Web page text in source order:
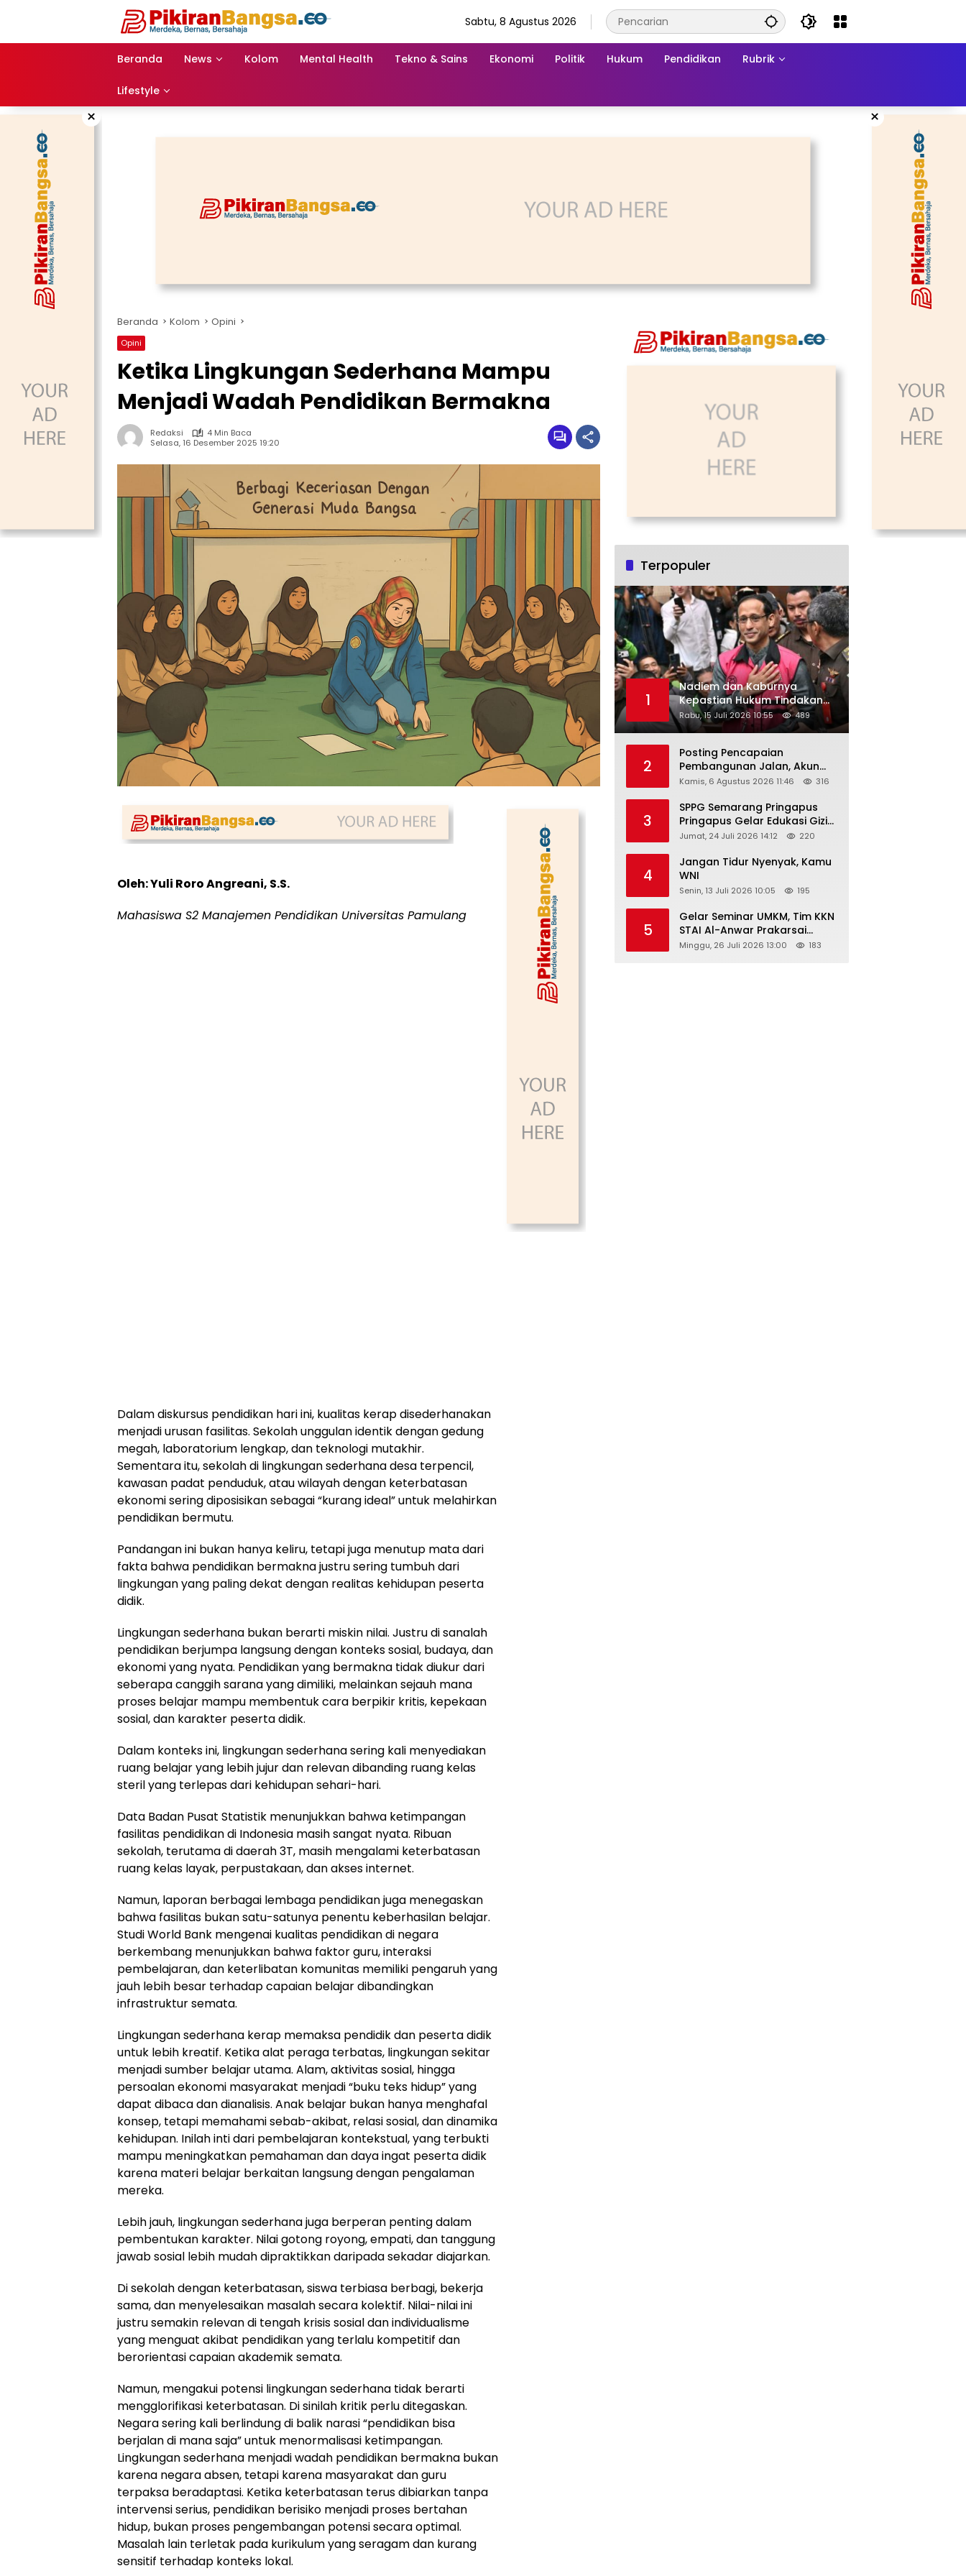
Sabtu, 8 Agustus 2026
Beranda News Kolom Mental Health Tekno & Sains Ekonomi Politik Hukum Pendidikan Rubrik
Lifestyle
× ×
Beranda Kolom Opini
Opini
Ketika Lingkungan Sederhana Mampu
Menjadi Wadah Pendidikan Bermakna
Redaksi
4 Min Baca
Selasa, 16 Desember 2025 19:20
Oleh: Yuli Roro Angreani, S.S.
Mahasiswa S2 Manajemen Pendidikan Universitas Pamulang
Dalam diskursus pendidikan hari ini, kualitas kerap disederhanakan
menjadi urusan fasilitas. Sekolah unggulan identik dengan gedung
megah, laboratorium lengkap, dan teknologi mutakhir.
Sementara itu, sekolah di lingkungan sederhana desa terpencil,
kawasan padat penduduk, atau wilayah dengan keterbatasan
ekonomi sering diposisikan sebagai “kurang ideal” untuk melahirkan
pendidikan bermutu.
Pandangan ini bukan hanya keliru, tetapi juga menutup mata dari
fakta bahwa pendidikan bermakna justru sering tumbuh dari
lingkungan yang paling dekat dengan realitas kehidupan peserta
didik.
Lingkungan sederhana bukan berarti miskin nilai. Justru di sanalah
pendidikan berjumpa langsung dengan konteks sosial, budaya, dan
ekonomi yang nyata. Pendidikan yang bermakna tidak diukur dari
seberapa canggih sarana yang dimiliki, melainkan sejauh mana
proses belajar mampu membentuk cara berpikir kritis, kepekaan
sosial, dan karakter peserta didik.
Dalam konteks ini, lingkungan sederhana sering kali menyediakan
ruang belajar yang lebih jujur dan relevan dibanding ruang kelas
steril yang terlepas dari kehidupan sehari-hari.
Data Badan Pusat Statistik menunjukkan bahwa ketimpangan
fasilitas pendidikan di Indonesia masih sangat nyata. Ribuan
sekolah, terutama di daerah 3T, masih mengalami keterbatasan
ruang kelas layak, perpustakaan, dan akses internet.
Namun, laporan berbagai lembaga pendidikan juga menegaskan
bahwa fasilitas bukan satu-satunya penentu keberhasilan belajar.
Studi World Bank mengenai kualitas pendidikan di negara
berkembang menunjukkan bahwa faktor guru, interaksi
pembelajaran, dan keterlibatan komunitas memiliki pengaruh yang
jauh lebih besar terhadap capaian belajar dibandingkan
infrastruktur semata.
Lingkungan sederhana kerap memaksa pendidik dan peserta didik
untuk lebih kreatif. Ketika alat peraga terbatas, lingkungan sekitar
menjadi sumber belajar utama. Alam, aktivitas sosial, hingga
persoalan ekonomi masyarakat menjadi “buku teks hidup” yang
dapat dibaca dan dianalisis. Anak belajar bukan hanya menghafal
konsep, tetapi memahami sebab-akibat, relasi sosial, dan dinamika
kehidupan. Inilah inti dari pembelajaran kontekstual, yang terbukti
mampu meningkatkan pemahaman dan daya ingat peserta didik
karena materi belajar berkaitan langsung dengan pengalaman
mereka.
Lebih jauh, lingkungan sederhana juga berperan penting dalam
pembentukan karakter. Nilai gotong royong, empati, dan tanggung
jawab sosial lebih mudah dipraktikkan daripada sekadar diajarkan.
Di sekolah dengan keterbatasan, siswa terbiasa berbagi, bekerja
sama, dan menyelesaikan masalah secara kolektif. Nilai-nilai ini
justru semakin relevan di tengah krisis sosial dan individualisme
yang menguat akibat pendidikan yang terlalu kompetitif dan
berorientasi capaian akademik semata.
Namun, mengakui potensi lingkungan sederhana tidak berarti
mengglorifikasi keterbatasan. Di sinilah kritik perlu ditegaskan.
Negara sering kali berlindung di balik narasi “pendidikan bisa
berjalan di mana saja” untuk menormalisasi ketimpangan.
Lingkungan sederhana menjadi wadah pendidikan bermakna bukan
karena negara absen, tetapi karena masyarakat dan guru
terpaksa beradaptasi. Ketika keterbatasan terus dibiarkan tanpa
intervensi serius, pendidikan berisiko menjadi proses bertahan
hidup, bukan proses pengembangan potensi secara optimal.
Masalah lain terletak pada kurikulum yang seragam dan kurang
sensitif terhadap konteks lokal.
Terpopuler
1
Nadiem dan Kaburnya
Kepastian Hukum Tindakan
Pejabat Publik
Rabu, 15 Juli 2026 10:55 489
2
Posting Pencapaian
Pembangunan Jalan, Akun
Facebook Pemerintah
“Dirujak” Warganet
Kamis, 6 Agustus 2026 11:46 316
3
SPPG Semarang Pringapus
Pringapus Gelar Edukasi Gizi
di PAUD Bina Balita Peringati
Jumat, 24 Juli 2026 14:12 220
4
Jangan Tidur Nyenyak, Kamu
WNI
Senin, 13 Juli 2026 10:05 195
5
Gelar Seminar UMKM, Tim KKN
STAI Al-Anwar Prakarsai
Usaha Tepung Maizena di
Minggu, 26 Juli 2026 13:00 183